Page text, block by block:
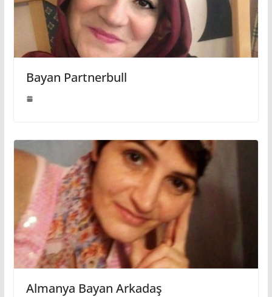
Bayan Partnerbull
Almanya Bayan Arkadaş